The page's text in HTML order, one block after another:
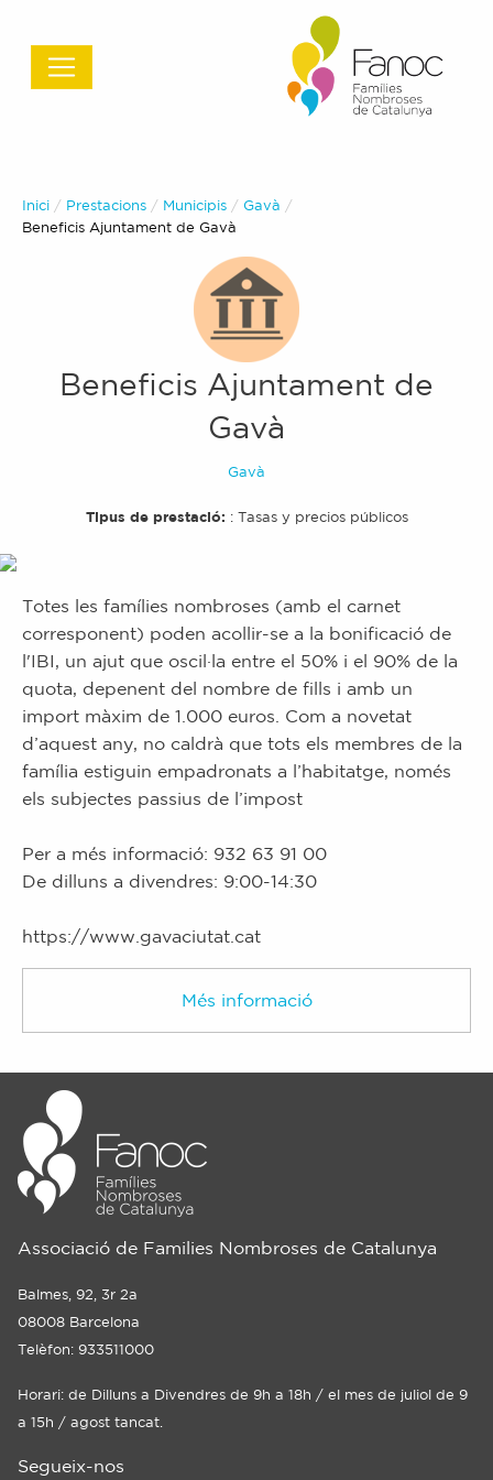
Inici Prestacions Municipis
Gavà
Actual:
Beneficis Ajuntament de Gavà
Beneficis Ajuntament de
Gavà
Gavà
Tipus de prestació: : Tasas y precios públicos
Totes les famílies nombroses (amb el carnet
corresponent) poden acollir-se a la bonificació de
l'IBI, un ajut que oscil·la entre el 50% i el 90% de la
quota, depenent del nombre de fills i amb un
import màxim de 1.000 euros. Com a novetat
d’aquest any, no caldrà que tots els membres de la
família estiguin empadronats a l’habitatge, només
els subjectes passius de l’impost
Per a més informació: 932 63 91 00
De dilluns a divendres: 9:00-14:30
https://www.gavaciutat.cat
Més informació
Associació de Families Nombroses de Catalunya
Balmes, 92, 3r 2a
08008 Barcelona
Telèfon: 933511000
Horari: de Dilluns a Divendres de 9h a 18h / el mes de juliol de 9
a 15h / agost tancat.
Segueix-nos